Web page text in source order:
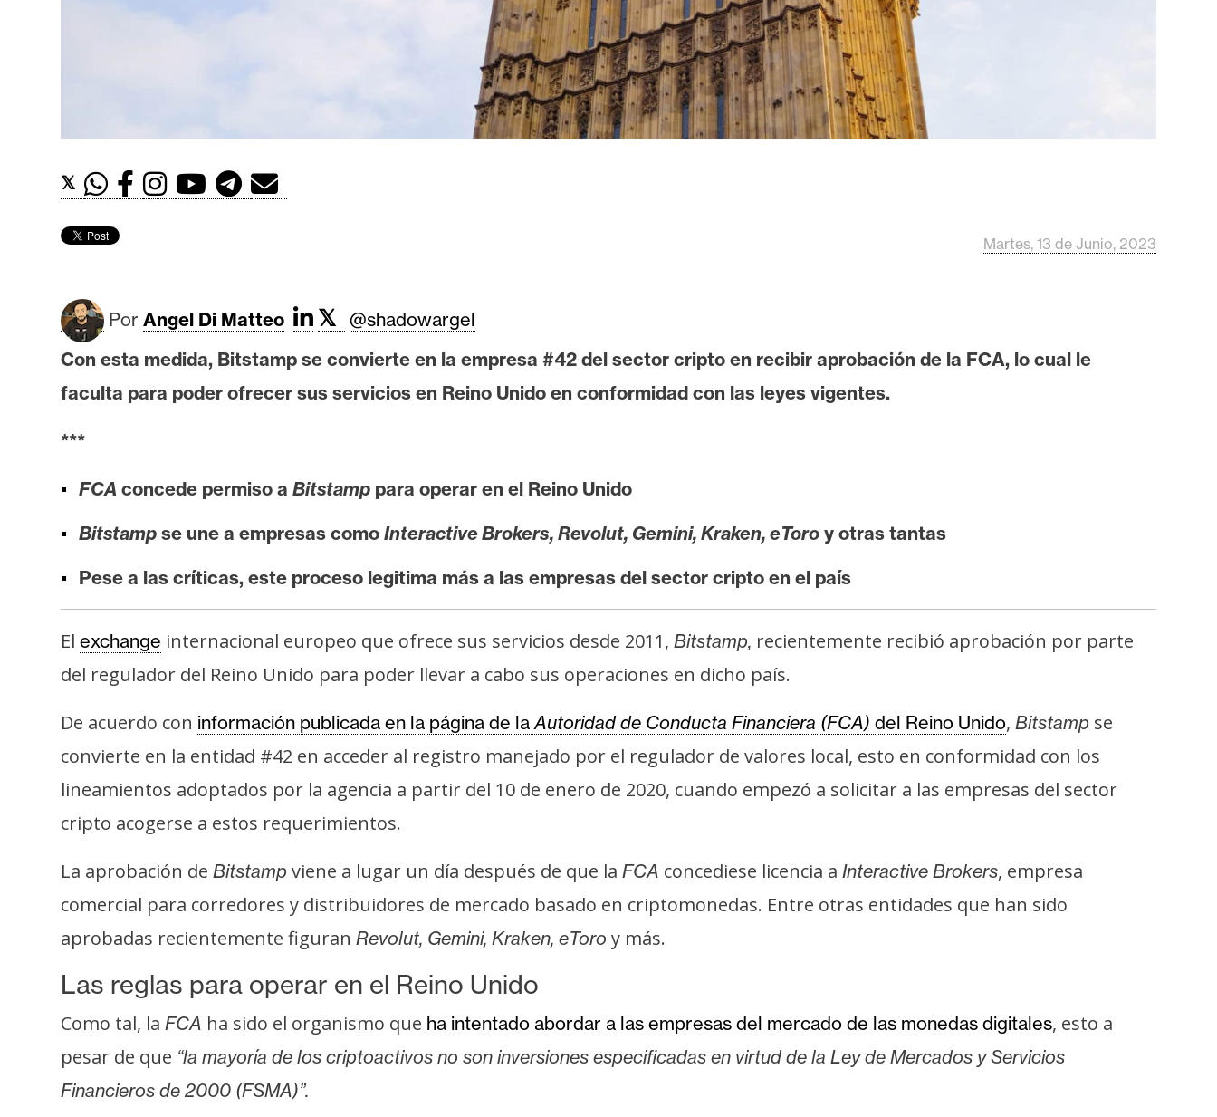
u
I
A
n
á
l
s
s
o
t
a
s
d
P
r
n
s
T
e
a
e
𝕏
Martes, 13 de Junio, 2023
Por Angel Di Matteo 𝕏 @shadowargel
Con esta medida, Bitstamp se convierte en la empresa #42 del sector cripto en recibir aprobación de la FCA, lo cual le
faculta para poder ofrecer sus servicios en Reino Unido en conformidad con las leyes vigentes.
***
FCA concede permiso a Bitstamp para operar en el Reino Unido
Bitstamp se une a empresas como Interactive Brokers, Revolut, Gemini, Kraken, eToro y otras tantas
Pese a las críticas, este proceso legitima más a las empresas del sector cripto en el país
El exchange internacional europeo que ofrece sus servicios desde 2011, Bitstamp, recientemente recibió aprobación por parte
del regulador del Reino Unido para poder llevar a cabo sus operaciones en dicho país.
De acuerdo con información publicada en la página de laAutoridad de Conducta Financiera (FCA) del Reino Unido, Bitstamp se
convierte en la entidad #42 en acceder al registro manejado por el regulador de valores local, esto en conformidad con los
lineamientos adoptados por la agencia a partir del 10 de enero de 2020, cuando empezó a solicitar a las empresas del sector
cripto acogerse a estos requerimientos.
La aprobación de Bitstamp viene a lugar un día después de que la FCA concediese licencia a Interactive Brokers, empresa
comercial para corredores y distribuidores de mercado basado en criptomonedas. Entre otras entidades que han sido
aprobadas recientemente figuran Revolut, Gemini, Kraken, eToro y más.
Las reglas para operar en el Reino Unido
Como tal, la FCA ha sido el organismo que ha intentado abordar a las empresas del mercado de las monedas digitales, esto a
pesar de que “la mayoría de los criptoactivos no son inversiones especificadas en virtud de la Ley de Mercados y Servicios
Financieros de 2000 (FSMA)”.